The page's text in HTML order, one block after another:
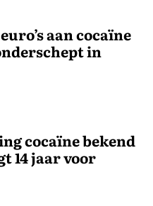
aan cocaïne
in
cocaïne bekend
14 jaar voor